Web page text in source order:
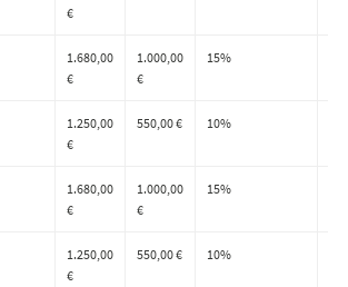
€
1.680,00
€
1.000,00
€
15%
1.250,00
€
550,00 € 10%
1.680,00
€
1.000,00
€
15%
1.250,00
€
550,00 € 10%